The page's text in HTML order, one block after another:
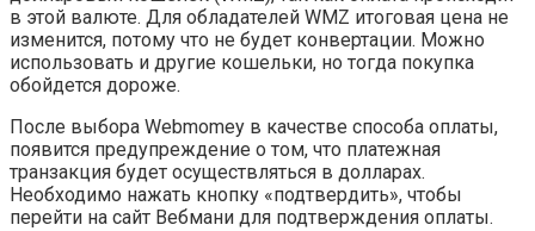
в этой валюте. Для обладателей WMZ итоговая цена не
изменится, потому что не будет конвертации. Можно
использовать и другие кошельки, но тогда покупка
обойдется дороже.
После выбора Webmomey в качестве способа оплаты,
появится предупреждение о том, что платежная
транзакция будет осуществляться в долларах.
Необходимо нажать кнопку «подтвердить», чтобы
перейти на сайт Вебмани для подтверждения оплаты.